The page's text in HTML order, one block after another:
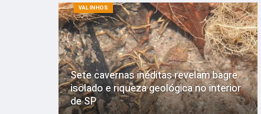
VALINHOS
Sete cavernas inéditas revelam bagre
isolado e riqueza geológica no interior
de SP